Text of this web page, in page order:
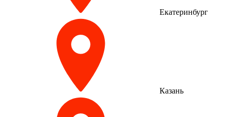
Екатеринбург
Казань